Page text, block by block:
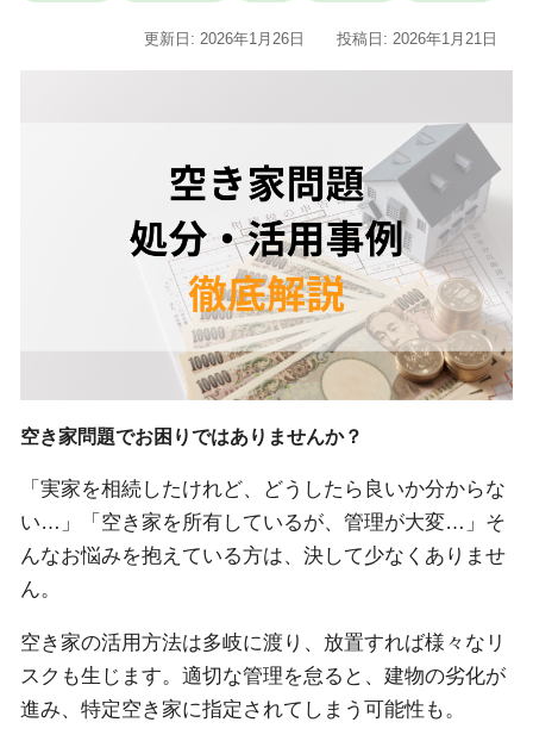
投稿日: 2026年1月21日
更新日: 2026年1月26日
空き家問題でお困りではありませんか？
「実家を相続したけれど、どうしたら良いか分からな
い…」「空き家を所有しているが、管理が大変…」そ
んなお悩みを抱えている方は、決して少なくありませ
ん。
空き家の活用方法は多岐に渡り、放置すれば様々なリ
スクも生じます。適切な管理を怠ると、建物の劣化が
進み、特定空き家に指定されてしまう可能性も。